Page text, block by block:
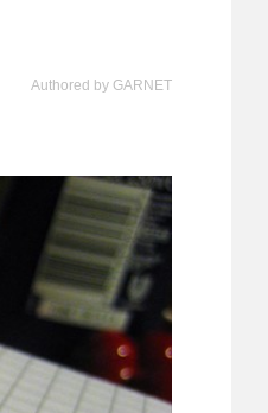
Authored by GARNET